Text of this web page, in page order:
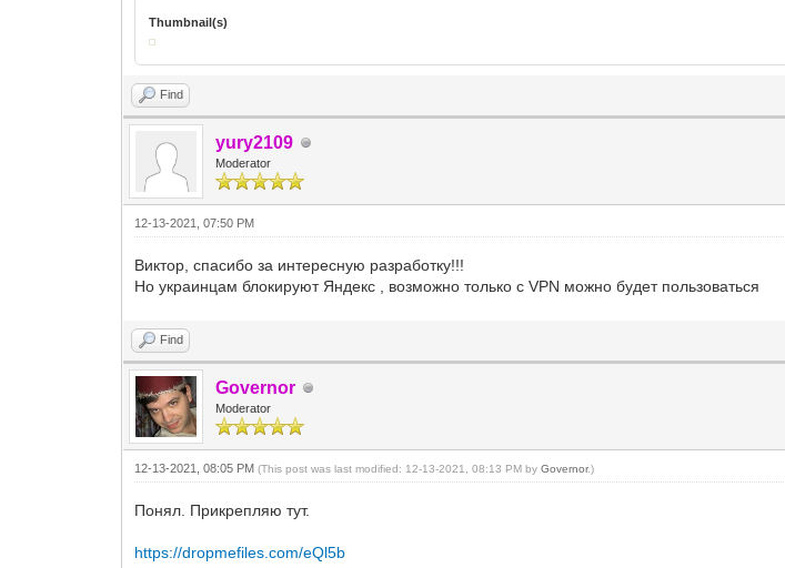
Thumbnail(s)
Find
yury2109
Moderator
12-13-2021, 07:50 PM
Виктор, спасибо за интересную разработку!!!
Но украинцам блокируют Яндекс , возможно только с VPN можно будет пользоваться
Find
Governor
Moderator
12-13-2021, 08:05 PM(This post was last modified: 12-13-2021, 08:13 PM byGovernor.)
Понял. Прикрепляю тут.
https://dropmefiles.com/eQl5b